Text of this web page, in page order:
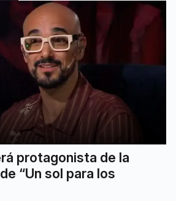
protagonista de la
“Un sol para los